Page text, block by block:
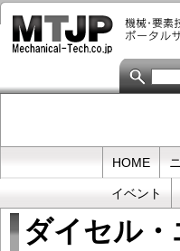
メ
イ
テ
HOME
イベント
ダイセル・